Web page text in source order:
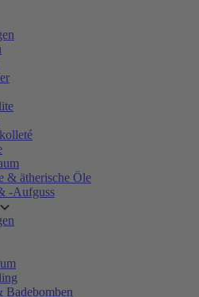
& ätherische Öle
-Aufguss
Badebomben